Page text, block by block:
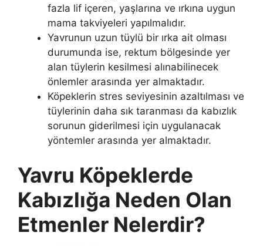
fazla lif içeren, yaşlarına ve ırkına uygun
mama takviyeleri yapılmalıdır.
Yavrunun uzun tüylü bir ırka ait olması
durumunda ise, rektum bölgesinde yer
alan tüylerin kesilmesi alınabilinecek
önlemler arasında yer almaktadır.
Köpeklerin stres seviyesinin azaltılması ve
tüylerinin daha sık taranması da kabızlık
sorunun giderilmesi için uygulanacak
yöntemler arasında yer almaktadır.
Yavru Köpeklerde
Kabızlığa Neden Olan
Etmenler Nelerdir?